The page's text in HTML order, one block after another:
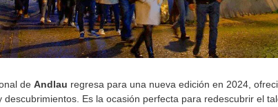
de Andlau regresa para una nueva edición en 2024,
Es la ocasión perfecta para redescubrir el